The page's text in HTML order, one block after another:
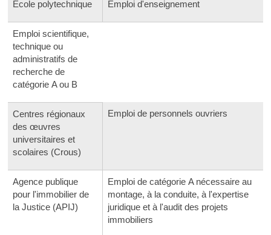
École polytechnique Emploi d'enseignement
Emploi scientifique,
technique ou
administratifs de
recherche de
catégorie A ou B
Centres régionaux
des œuvres
universitaires et
scolaires (Crous)
Emploi de personnels ouvriers
Agence publique
pour l'immobilier de
la Justice (APIJ)
Emploi de catégorie A nécessaire au
montage, à la conduite, à l'expertise
juridique et à l'audit des projets
immobiliers